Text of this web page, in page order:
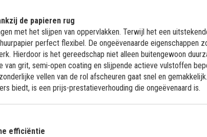
de papieren rug
met het slijpen van oppervlakken. Terwijl het een
perfect flexibel. De ongeëvenaarde eigenschappen
Hierdoor is het gereedschap niet alleen buitengewoon
van grit, semi-open coating en slijpende actieve vulstoffen
vellen van de rol afscheuren gaat snel en
biedt, is een prijs-prestatieverhouding die ongeëvenaard is.
efficiëntie